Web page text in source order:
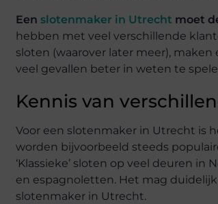
Een slotenmaker in Utrecht moet
hebben met veel verschillende
sloten (waarover later meer),
veel gevallen beter in weten te
Kennis van
Voor een slotenmaker in Utrecht is
worden bijvoorbeeld steeds
‘Klassieke’ sloten op veel deuren
en espagnoletten. Het mag
slotenmaker in Utrecht.